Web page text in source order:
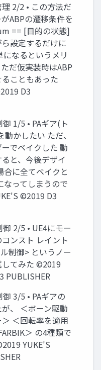
2/2 • この方法だ
ABPの遷移条件を
== [目的の状態]
設定するだけに
なるというメリ
だ仮実装時はABP
こともあった
D3
1/5 • PAギア(ト
かしたい ただ、
でベイクした 動
と、今後デザイ
合に全てベイクと
なってしまうので
©2019 D3
2/5 • UE4にモー
ンスト レイント
制御> というノー
してみた ©2019
PUBLISHER
3/5 • PAギアの
、 ＜ボーン駆動
＜回転率を適用
＞ の4種類で
YUKE'S